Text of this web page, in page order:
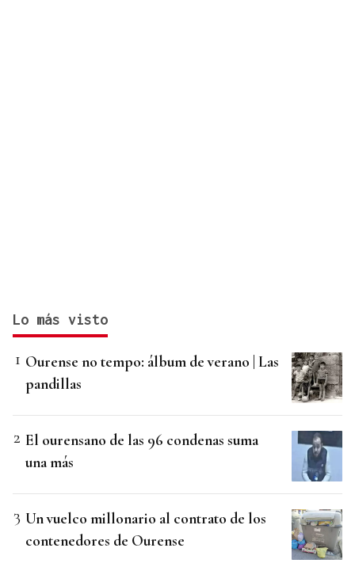
Lo más visto
Ourense no tempo: álbum de verano | Las
pandillas
El ourensano de las 96 condenas suma
una más
Un vuelco millonario al contrato de los
contenedores de Ourense